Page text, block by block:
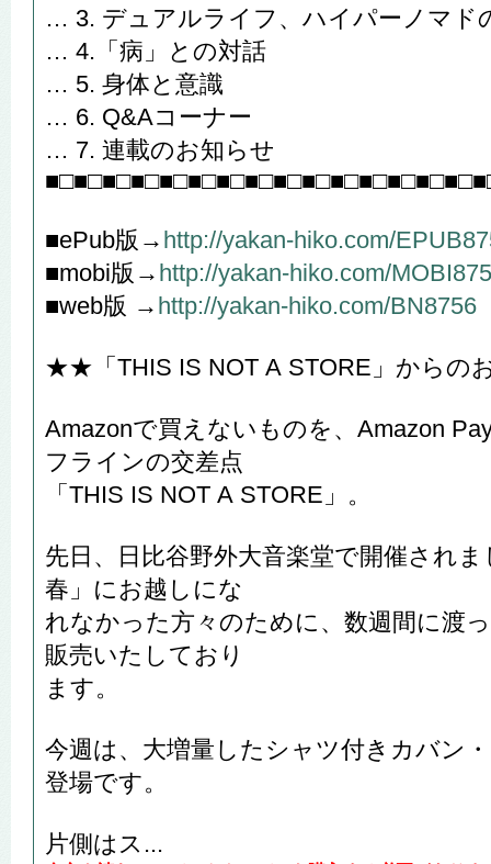
… 3. デュアルライフ、ハイパーノマド
… 4.「病」との対話
… 5. 身体と意識
… 6. Q&Aコーナー
… 7. 連載のお知らせ
■ePub版→ http://yakan-hiko.com/
■mobi版→ http://yakan-hiko.com/
■web版 → http://yakan-hiko.com/BN8756
★★「THIS IS NOT A STORE」から
Amazonで買えないものを、Amazon
フラインの交差点
「THIS IS NOT A STORE」。
先日、日比谷野外大音楽堂で開催され
春」にお越しにな
れなかった方々のために、数週間に渡
販売いたしており
ます。
今週は、大増量したシャツ付きカバン
登場です。
片側はス...